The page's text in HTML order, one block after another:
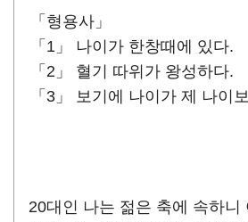
「형용사」
「1」 나이가 한창때에 있다.
「2」 혈기 따위가 왕성하다.
「3」 보기에 나이가 제 나이
20대인 나는 젊은 축에 속하니